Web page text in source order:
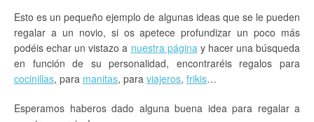
Esto es un pequeño ejemplo de algunas ideas que se le pueden
regalar a un novio, si os apetece profundizar un poco más
podéis echar un vistazo a nuestra páginay hacer una búsqueda
en función de su personalidad, encontraréis regalos para
cocinillas, para manitas, para viajeros, frikis…
Esperamos haberos dado alguna buena idea para regalar a